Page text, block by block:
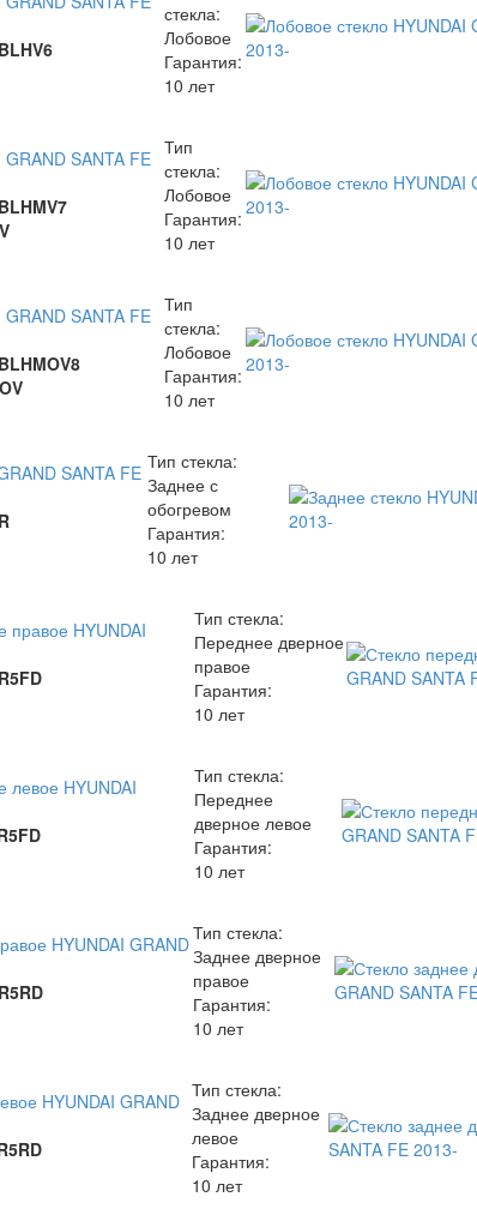
стекла:
Лобовое
Гарантия:
10 лет
SANTA FE Тип
стекла:
Лобовое
Гарантия:
10 лет
SANTA FE Тип
стекла:
Лобовое
Гарантия:
10 лет
SANTA FE Тип стекла:
Заднее с
обогревом
Гарантия:
10 лет
правое HYUNDAI
Тип стекла:
Переднее дверное
правое
Гарантия:
10 лет
левое HYUNDAI
Тип стекла:
Переднее
дверное левое
Гарантия:
10 лет
HYUNDAI GRANDТип стекла:
Заднее дверное
правое
Гарантия:
10 лет
HYUNDAI GRAND Тип стекла:
Заднее дверное
левое
Гарантия:
10 лет